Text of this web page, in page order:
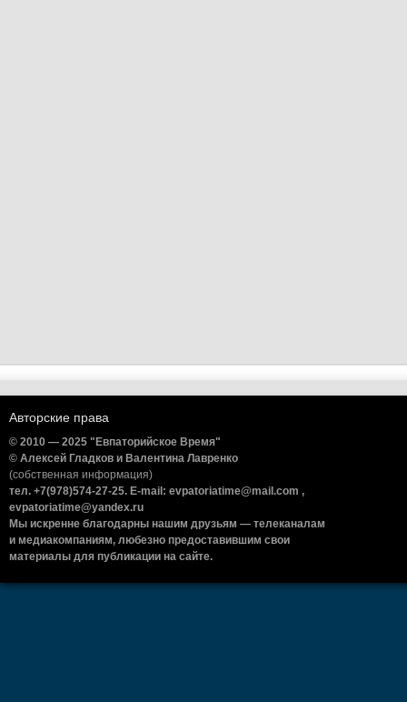
Авторские права
© 2010 — 2025 "Евпаторийское Время"
© Алексей Гладков и Валентина Лавренко
(собственная информация)
тел. +7(978)574-27-25. E-mail: evpatoriatime@mail.com ,
evpatoriatime@yandex.ru
Мы искренне благодарны нашим друзьям — телеканалам
и медиакомпаниям, любезно предоставившим свои
материалы для публикации на сайте.